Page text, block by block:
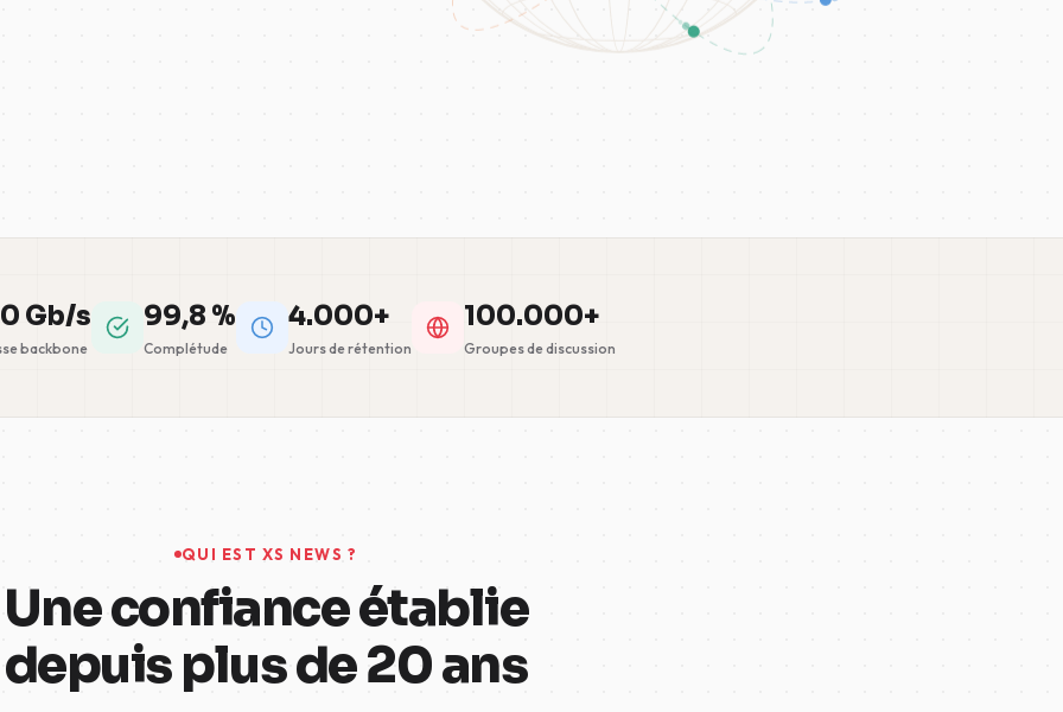
Gb/s
backbone
99,8 %
Complétude
4.000+
Jours de rétention
100.000+
Groupes de discussion
QUI EST XS NEWS ?
Une confiance établie
depuis plus de 20 ans